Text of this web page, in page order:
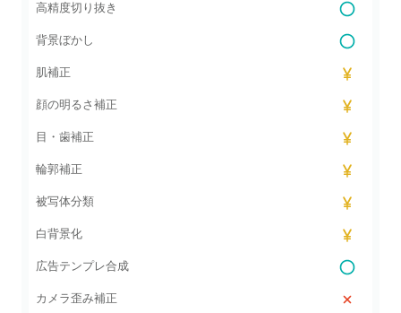
高精度切り抜き
背景ぼかし
肌補正
顔の明るさ補正
目・歯補正
輪郭補正
被写体分類
白背景化
広告テンプレ合成
カメラ歪み補正